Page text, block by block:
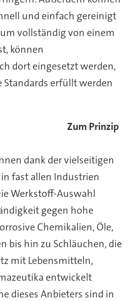
und einfach gereinigt
vollständig von einem
können
dort eingesetzt werden,
erfüllt werden
Zum Prinzip
dank der vielseitigen
fast allen Industrien
Werkstoff-Auswahl
gegen hohe
Chemikalien, Öle,
bis hin zu Schläuchen, die
mit Lebensmitteln,
entwickelt
dieses Anbieters sind in